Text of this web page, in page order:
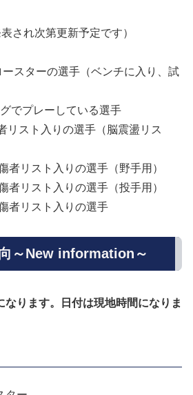
され次第更新予定です）
ースターの選手（ベンチに入り、試
でプレーしている選手
リスト入りの選手（脳震盪リス
者リスト入りの選手（野手用）
者リスト入りの選手（投手用）
者リスト入りの選手
～New information～
なります。日付は現地時間になりま